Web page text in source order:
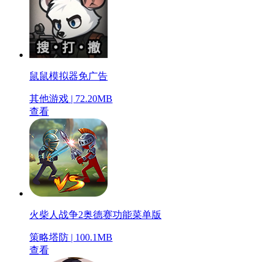
鼠鼠模拟器免广告
其他游戏 | 72.20MB
查看
火柴人战争2奥德赛功能菜单版
策略塔防 | 100.1MB
查看